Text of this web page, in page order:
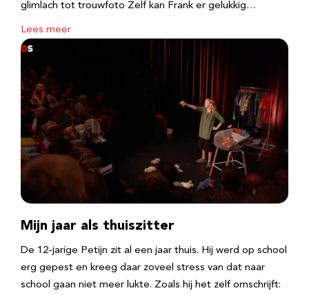
glimlach tot trouwfoto Zelf kan Frank er gelukkig…
Lees meer
Mijn jaar als thuiszitter
De 12-jarige Petijn zit al een jaar thuis. Hij werd op school
erg gepest en kreeg daar zoveel stress van dat naar
school gaan niet meer lukte. Zoals hij het zelf omschrijft: